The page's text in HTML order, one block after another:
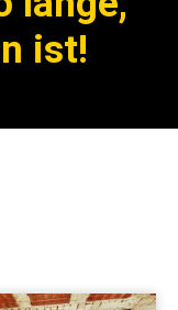
ist!